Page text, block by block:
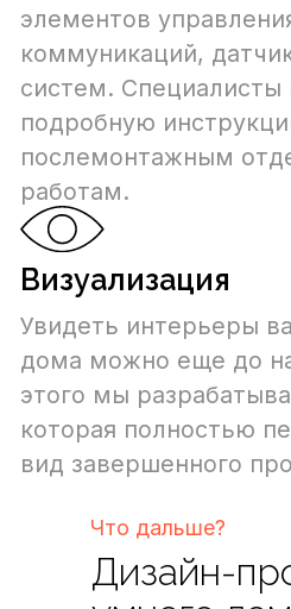
Дизайн-
Что дальше?
Индивидуальный
дизайн-проект
Этапы